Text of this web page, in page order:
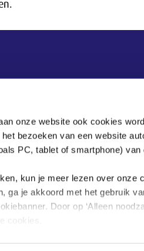
onze website ook cookies
bezoeken van een website
PC, tablet of smartphone)
kun je meer lezen over
ga je akkoord met het gebruik
Door op ‘Alleen
Postbus 90405
2509 LK Den Haag